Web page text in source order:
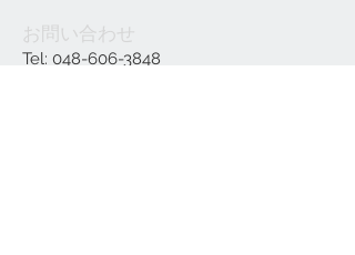
お問い合わせ
Tel: 048-606-3848